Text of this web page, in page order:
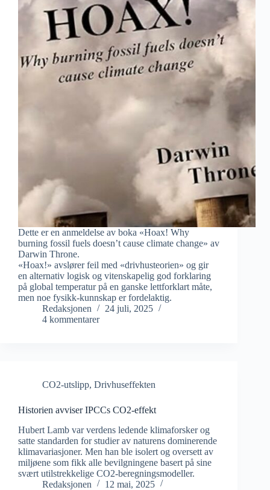
Dette er en anmeldelse av boka «Hoax! Why
burning fossil fuels doesn’t cause climate change» av
Darwin Throne.
«Hoax!» avslører feil med «drivhusteorien» og gir
en alternativ logisk og vitenskapelig god forklaring
på global temperatur på en ganske lettforklart måte,
men noe fysikk-kunnskap er fordelaktig.
Redaksjonen
24 juli, 2025
4 kommentarer
CO2-utslipp, Drivhuseffekten
Historien avviser IPCCs CO2-effekt
Hubert Lamb var verdens ledende klimaforsker og
satte standarden for studier av naturens dominerende
klimavariasjoner. Men han ble isolert og oversett av
miljøene som fikk alle bevilgningene basert på sine
svært utilstrekkelige CO2-beregningsmodeller.
Redaksjonen
12 mai, 2025